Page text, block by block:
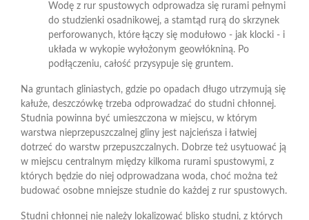
Wodę z rur spustowych odprowadza się rurami pełnymi
do studzienki osadnikowej, a stamtąd rurą do skrzynek
perforowanych, które łączy się modułowo - jak klocki - i
układa w wykopie wyłożonym geowłókniną. Po
podłączeniu, całość przysypuje się gruntem.
Na gruntach gliniastych, gdzie po opadach długo utrzymują się
kałuże, deszczówkę trzeba odprowadzać do studni chłonnej.
Studnia powinna być umieszczona w miejscu, w którym
warstwa nieprzepuszczalnej gliny jest najcieńsza i łatwiej
dotrzeć do warstw przepuszczalnych. Dobrze też usytuować ją
w miejscu centralnym między kilkoma rurami spustowymi, z
których będzie do niej odprowadzana woda, choć można też
budować osobne mniejsze studnie do każdej z rur spustowych.
Studni chłonnej nie należy lokalizować blisko studni, z których